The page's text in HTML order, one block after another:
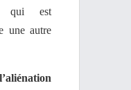
qui est
une autre